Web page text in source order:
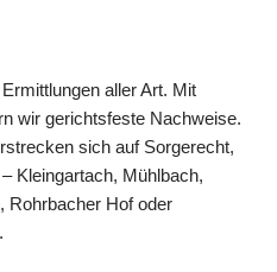
aller Art. Mit
wir gerichtsfeste Nachweise.
sich auf Sorgerecht,
Kleingartach, Mühlbach,
Rohrbacher Hof oder